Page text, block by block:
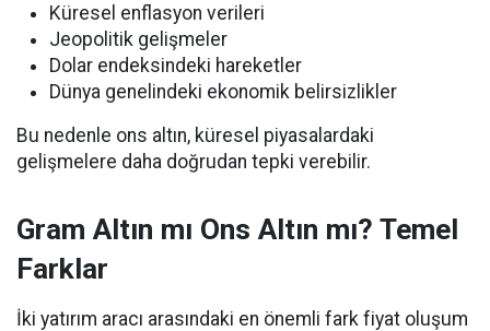
Küresel enflasyon verileri
Jeopolitik gelişmeler
Dolar endeksindeki hareketler
Dünya genelindeki ekonomik belirsizlikler
Bu nedenle ons altın, küresel piyasalardaki
gelişmelere daha doğrudan tepki verebilir.
Gram Altın mı Ons Altın mı? Temel
Farklar
İki yatırım aracı arasındaki en önemli fark fiyat oluşum